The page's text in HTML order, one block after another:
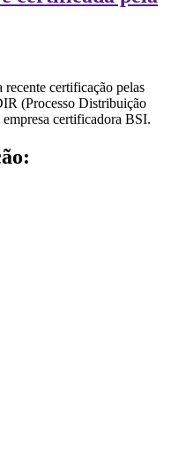
certificação pelas
(Processo Distribuição
certificadora BSI.